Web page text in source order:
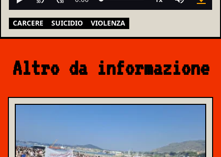
CARCERE SUICIDIO VIOLENZA
Altro da informazione